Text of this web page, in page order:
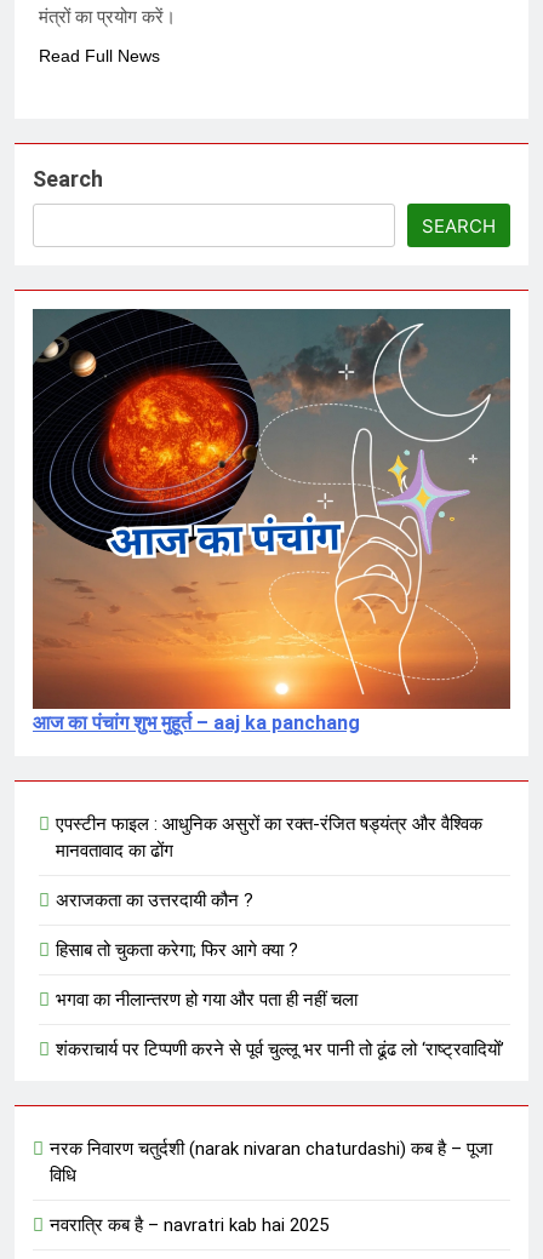
मंत्रों का प्रयोग करें।
Read Full News
Search
SEARCH
आज का पंचांग शुभ मुहूर्त – aaj ka panchang
एपस्टीन फाइल : आधुनिक असुरों का रक्त-रंजित षड्यंत्र और वैश्विक
मानवतावाद का ढोंग
अराजकता का उत्तरदायी कौन ?
हिसाब तो चुकता करेगा; फिर आगे क्या ?
भगवा का नीलान्तरण हो गया और पता ही नहीं चला
शंकराचार्य पर टिप्पणी करने से पूर्व चुल्लू भर पानी तो ढूंढ लो ‘राष्ट्रवादियों’
नरक निवारण चतुर्दशी (narak nivaran chaturdashi) कब है – पूजा
विधि
नवरात्रि कब है – navratri kab hai 2025